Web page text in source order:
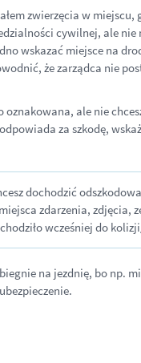
zwierzęcia w
cywilnej, ale
wskazać miejsce na
że zarządca nie
oznakowana, ale nie
za szkodę,
dochodzić
zdarzenia, zdjęcia,
wcześniej do
na jezdnię, bo np.